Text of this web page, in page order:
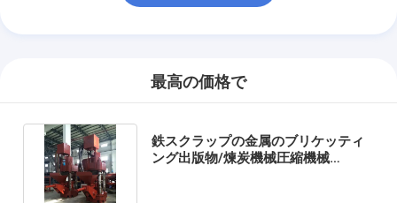
最高の価格で
鉄スクラップの金属のブリケッティ
ング出版物/煉炭機械圧縮機械